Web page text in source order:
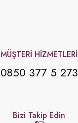
MÜŞTERİ HİZMETLERİ
0850 377 5 273
Bizi Takip Edin